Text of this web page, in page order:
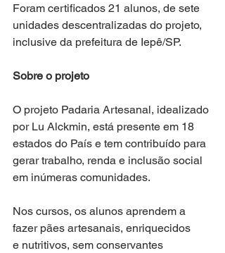
Foram certificados 21 alunos, de sete
unidades descentralizadas do projeto,
inclusive da prefeitura de Iepê/SP.
Sobre o projeto
O projeto Padaria Artesanal, idealizado
por Lu Alckmin, está presente em 18
estados do País e tem contribuído para
gerar trabalho, renda e inclusão social
em inúmeras comunidades.
Nos cursos, os alunos aprendem a
fazer pães artesanais, enriquecidos
e nutritivos, sem conservantes